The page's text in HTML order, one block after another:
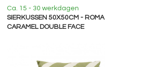
Ca. 15 - 30 werkdagen
SIERKUSSEN 50X50CM - ROMA
CARAMEL DOUBLE FACE